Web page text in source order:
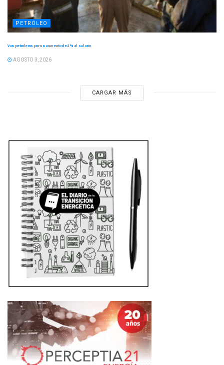
PETRÓLEO
Van petroleros por un aumento de 8 % al salario
AGOSTO 3, 2026
CARGAR MÁS